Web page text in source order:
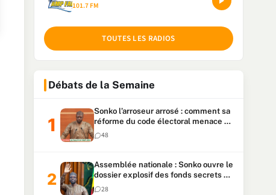
101.7 FM
TOUTES LES RADIOS
Débats de la Semaine
Sonko l’arroseur arrosé : comment sa
réforme du code électoral menace sa
candidature
48
Assemblée nationale : Sonko ouvre le
dossier explosif des fonds secrets et
du patrimoine présidentiel
28